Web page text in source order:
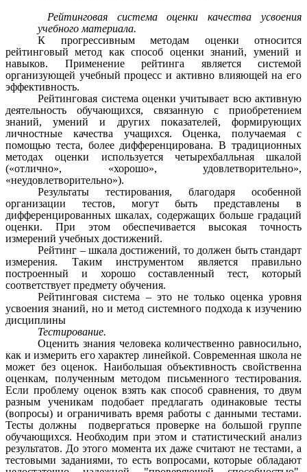
Рейтинговая система оценки качества усвоения
учебного материала.
К прогрессивным методам оценки относится
рейтинговый метод как способ оценки знаний, умений и
навыков. Применение рейтинга является системой
организующей учебный процесс и активно влияющей на его
эффективность.
Рейтинговая система оценки учитывает всю активную
деятельность обучающихся, связанную с приобретением
знаний, умений и других показателей, формирующих
личностные качества учащихся. Оценка, получаемая с
помощью теста, более дифференцирована. В традиционных
методах оценки используется четырехбалльная шкалой
(«отлично», «хорошо», удовлетворительно»,
«неудовлетворительно»).
Результаты тестирования, благодаря особенной
организации тестов, могут быть представлены в
дифференцированных шкалах, содержащих больше градаций
оценки. При этом обеспечивается высокая точность
измерений учебных достижений.
Рейтинг – шкала достижений, то должен быть стандарт
измерения. Таким инструментом является правильно
построенный и хорошо составленный тест, который
соответствует предмету обучения.
Рейтинговая система – это не только оценка уровня
усвоения знаний, но и метод системного подхода к изучению
дисциплины
Тестирование.
Оценить знания человека количественно равносильно,
как и измерить его характер линейкой. Современная школа не
может без оценок. Наибольшая объективность свойственна
оценкам, полученным методом письменного тестирования.
Если проблему оценок взять как способ сравнения, то двум
разным ученикам подобает предлагать одинаковые тесты
(вопросы) и ограничивать время работы с данными тестами.
Тесты должны подвергаться проверке на большой группе
обучающихся. Необходим при этом и статистический анализ
результатов. До этого момента их даже считают не тестами, а
тестовыми заданиями, то есть вопросами, которые обладают